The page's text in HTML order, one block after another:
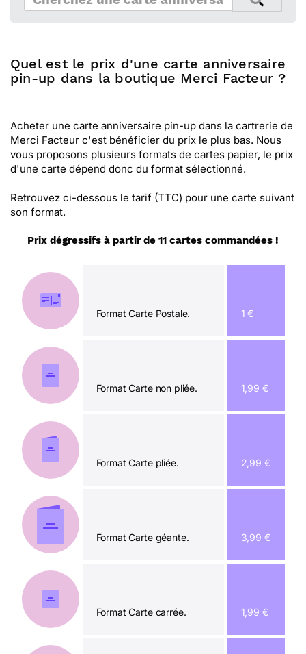
Quel est le prix d'une carte anniversaire
pin-up dans la boutique Merci Facteur ?
Acheter une carte anniversaire pin-up dans la cartrerie de
Merci Facteur c'est bénéficier du prix le plus bas. Nous
vous proposons plusieurs formats de cartes papier, le prix
d'une carte dépend donc du format sélectionné.
Retrouvez ci-dessous le tarif (TTC) pour une carte suivant
son format.
Prix dégressifs à partir de 11 cartes commandées !
Format Carte Postale. 1 €
Format Carte non pliée. 1,99 €
Format Carte pliée. 2,99 €
Format Carte géante. 3,99 €
Format Carte carrée. 1,99 €